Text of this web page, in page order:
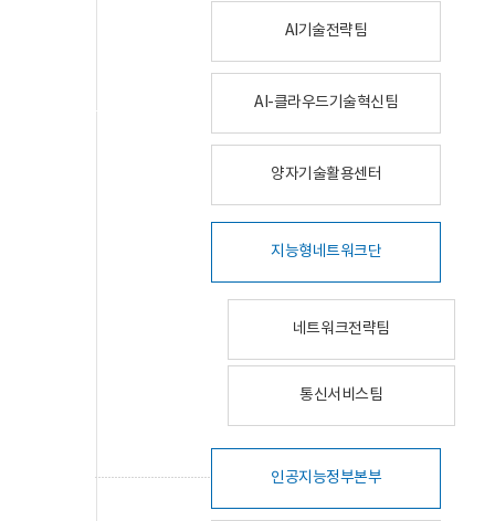
AI기술전략팀
AI-클라우드기술혁신팀
양자기술활용센터
지능형네트워크단
네트워크전략팀
통신서비스팀
인공지능정부본부